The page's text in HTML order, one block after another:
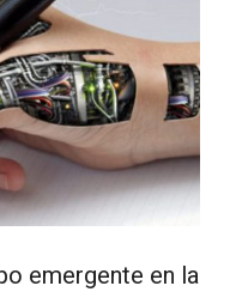
emergente en la